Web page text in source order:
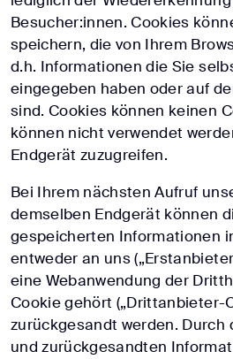
Besucher:innen. Cookies
speichern, die von Ihrem
d.h. Informationen die Sie
eingegeben haben oder auf
sind. Cookies können keinen
können nicht verwendet
Endgerät zuzugreifen.
Bei Ihrem nächsten Aufruf
demselben Endgerät können
gespeicherten Informationen
entweder an uns
eine Webanwendung der
Cookie gehört („Drittanbieter-
zurückgesandt werden. Durch
und zurückgesandten